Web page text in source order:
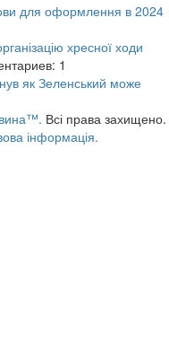
для оформлення в 2024
хресної ходи
1
як Зеленський може
Всі права захищено.
інформація.